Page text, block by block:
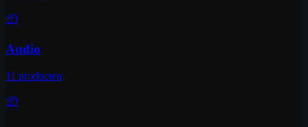
📦
Audio
11 producten
📦